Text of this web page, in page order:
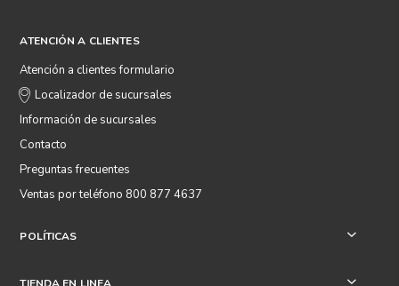
ATENCIÓN A CLIENTES
Atención a clientes formulario
Localizador de sucursales
Información de sucursales
Contacto
Preguntas frecuentes
Ventas por teléfono 800 877 4637
POLÍTICAS +
+